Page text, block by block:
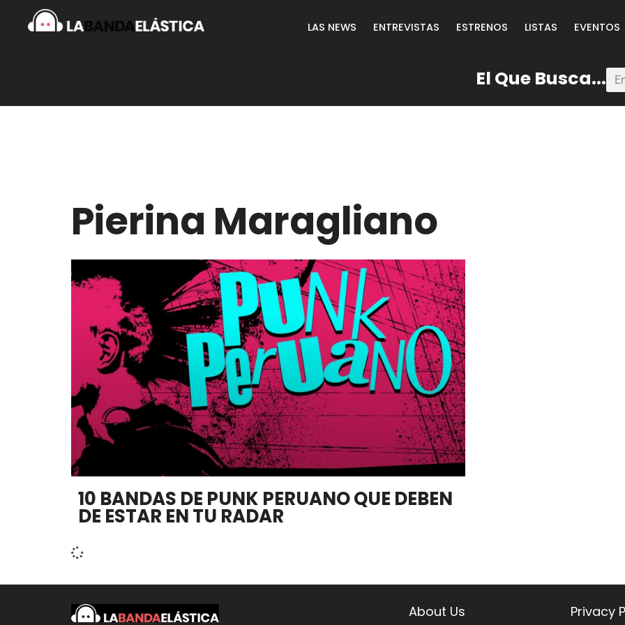
LAS NEWS ENTREVISTAS ESTRENOS LISTAS EVENTOS
El Que Busca...
Pierina Maragliano
10 BANDAS DE PUNK PERUANO QUE DEBEN
DE ESTAR EN TU RADAR
About Us
Privacy